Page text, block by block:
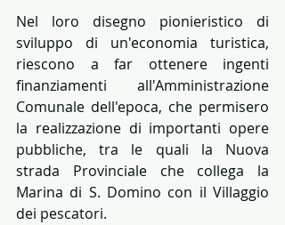
Nel loro disegno pionieristico di
sviluppo di un'economia turistica,
riescono a far ottenere ingenti
finanziamenti all'Amministrazione
Comunale dell'epoca, che permisero
la realizzazione di importanti opere
pubbliche, tra le quali la Nuova
strada Provinciale che collega la
Marina di S. Domino con il Villaggio
dei pescatori.